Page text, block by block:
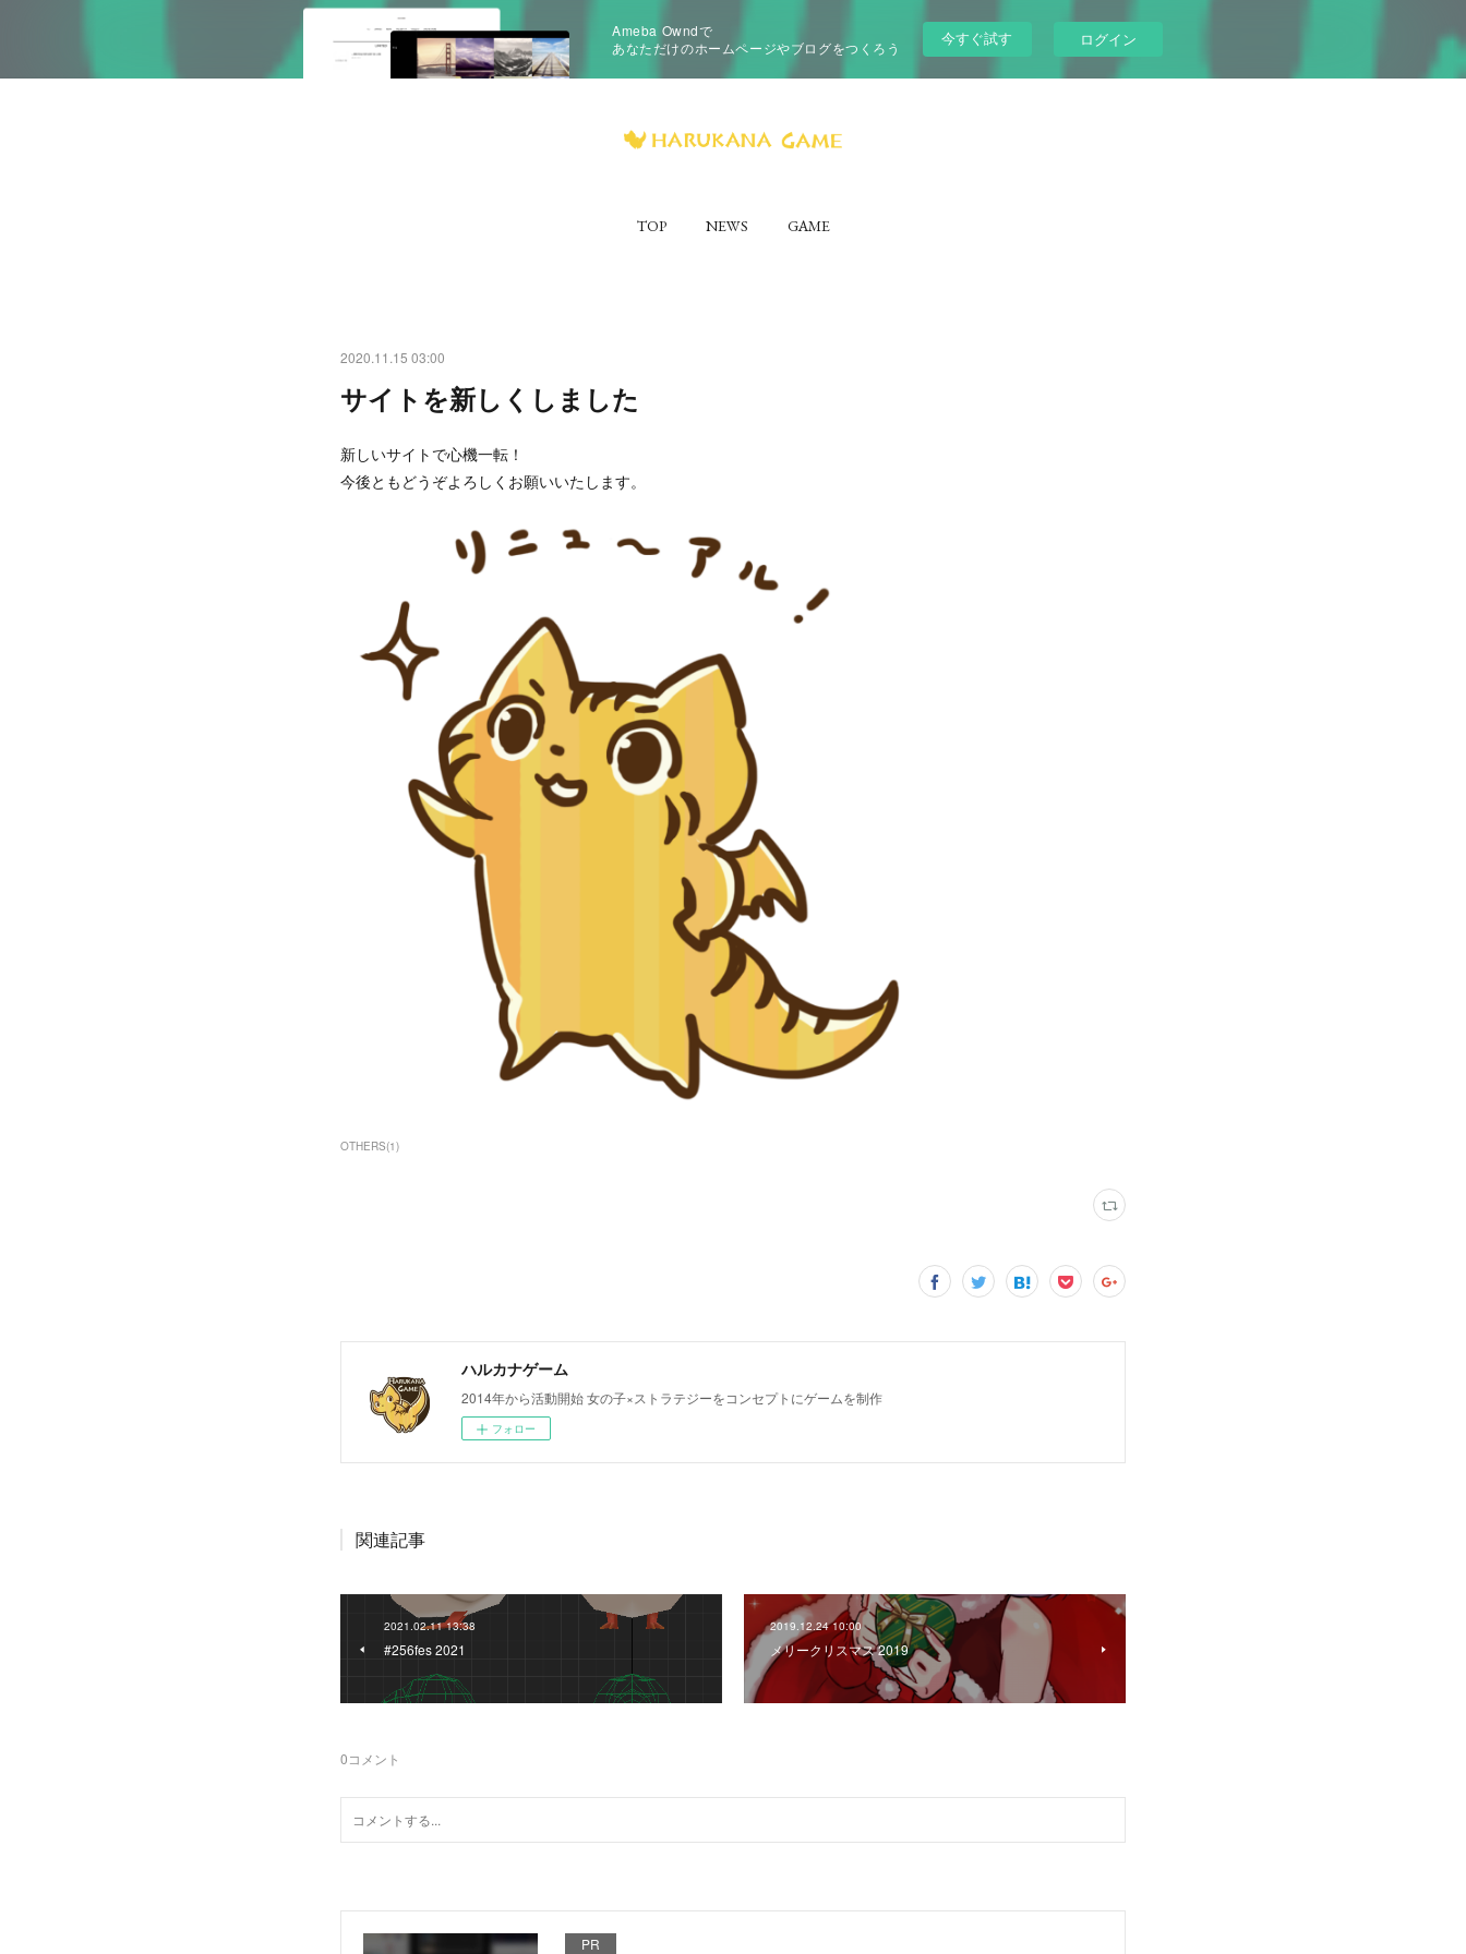
Ameba Owndで
あなただけのホームページやブログをつくろう
今すぐ試す ログイン
TOP NEWS GAME
2020.11.15 03:00
サイトを新しくしました
新しいサイトで心機一転！
今後ともどうぞよろしくお願いいたします。
OTHERS(1)
ハルカナゲーム
2014年から活動開始 女の子×ストラテジーをコンセプトにゲームを制作
フォロー
関連記事
2021.02.11 13:38
#256fes 2021
2019.12.24 10:00
メリークリスマス 2019
0コメント
PR